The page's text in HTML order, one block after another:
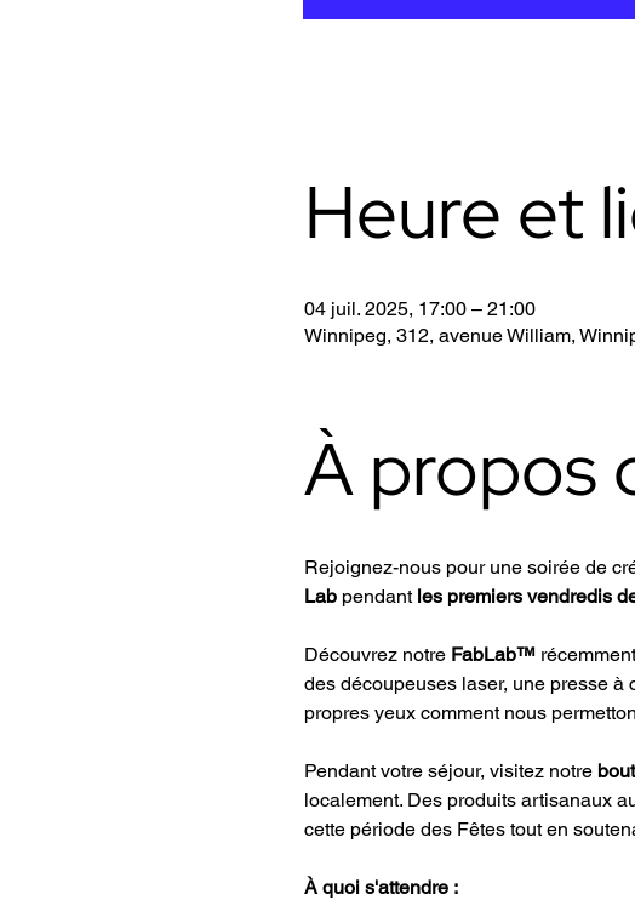
Heure et
04 juil. 2025, 17:00 – 21:00
Winnipeg, 312, avenue William,
À propos
Rejoignez-nous pour une soirée de
Lab pendant les premiers vendredis
Découvrez notre FabLab™
des découpeuses laser, une presse à
propres yeux comment nous
Pendant votre séjour, visitez notre
localement. Des produits artisanaux
cette période des Fêtes tout en
À quoi s'attendre :